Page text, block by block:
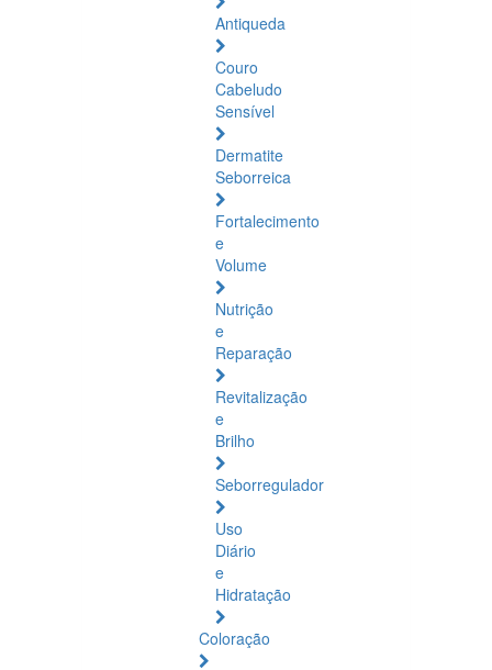
Antiqueda
Couro
Cabeludo
Sensível
Dermatite
Seborreica
Fortalecimento
e
Volume
Nutrição
e
Reparação
Revitalização
e
Brilho
Seborregulador
Uso
Diário
e
Hidratação
Coloração